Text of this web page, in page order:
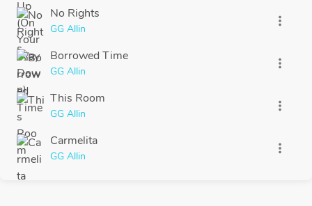
No Rights
GG Allin
more_vert
Borrowed Time
GG Allin
more_vert
This Room
GG Allin
more_vert
Carmelita
GG Allin
more_vert